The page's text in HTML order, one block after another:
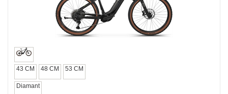
43 CM 48 CM 53 CM
Diamant